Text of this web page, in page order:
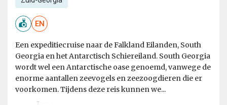
EN
Een expeditiecruise naar de Falkland Eilanden, South
Georgia en het Antarctisch Schiereiland. South Georgia
wordt wel een Antarctische oase genoemd, vanwege de
enorme aantallen zeevogels en zeezoogdieren die er
voorkomen. Tijdens deze reis kunnen we...